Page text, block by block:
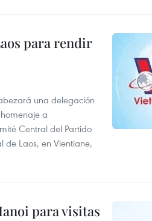
para rendir
una delegación
a
Central del Partido
de Laos, en Vientiane,
para visitas